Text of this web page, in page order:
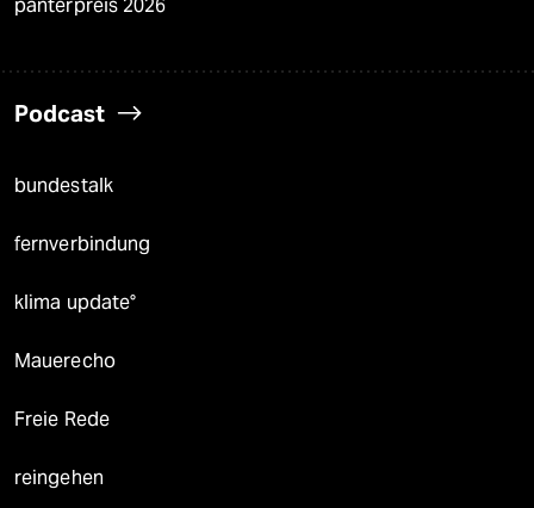
panterpreis 2026
Podcast
bundestalk
fernverbindung
klima update°
Mauerecho
Freie Rede
reingehen